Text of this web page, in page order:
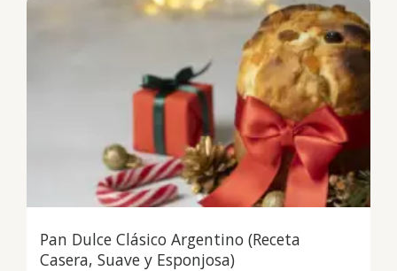
Pan Dulce Clásico Argentino (Receta
Casera, Suave y Esponjosa)